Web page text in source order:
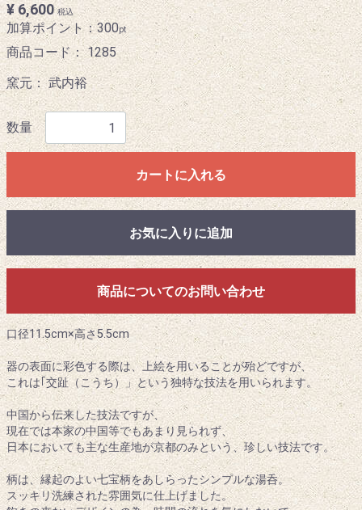
¥ 6,600 税込
加算ポイント：300pt
商品コード：1285
窯元： 武内裕
数量
カートに入れる
お気に入りに追加
商品についてのお問い合わせ
口径11.5cm×高さ5.5cm
器の表面に彩色する際は、上絵を用いることが殆どですが、
これは｢交趾（こうち）」という独特な技法を用いられます。
中国から伝来した技法ですが、
現在では本家の中国等でもあまり見られず、
日本においても主な生産地が京都のみという、珍しい技法です。
柄は、縁起のよい七宝柄をあしらったシンプルな湯呑。
スッキリ洗練された雰囲気に仕上げました。